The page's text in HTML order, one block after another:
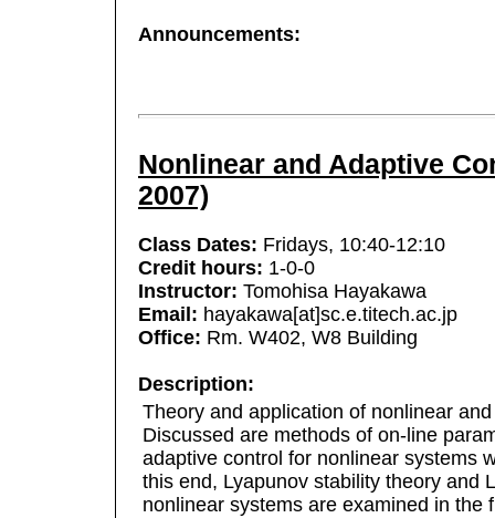
Announcements:
Nonlinear and Adaptive
2007)
Class Dates: Fridays, 10:40-12:10
Credit hours: 1-0-0
Instructor: Tomohisa Hayakawa
Email: hayakawa[at]sc.e.titech.ac.jp
Office: Rm. W402, W8 Building
Description:
Theory and application of nonlinear
Discussed are methods of on-line
adaptive control for nonlinear systems
this end, Lyapunov stability theory and
nonlinear systems are examined in the